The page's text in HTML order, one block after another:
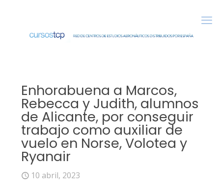
Enhorabuena a Marcos,
Rebecca y Judith, alumnos
de Alicante, por conseguir
trabajo como auxiliar de
vuelo en Norse, Volotea y
Ryanair
10 abril, 2023